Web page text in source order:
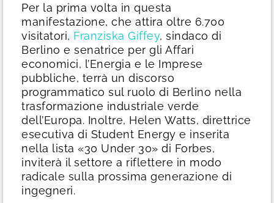
Per la prima volta in questa
manifestazione, che attira oltre 6.700
visitatori, Franziska Giffey, sindaco di
Berlino e senatrice per gli Affari
economici, l’Energia e le Imprese
pubbliche, terrà un discorso
programmatico sul ruolo di Berlino nella
trasformazione industriale verde
dell’Europa. Inoltre, Helen Watts, direttrice
esecutiva di Student Energy e inserita
nella lista «30 Under 30» di Forbes,
inviterà il settore a riflettere in modo
radicale sulla prossima generazione di
ingegneri.